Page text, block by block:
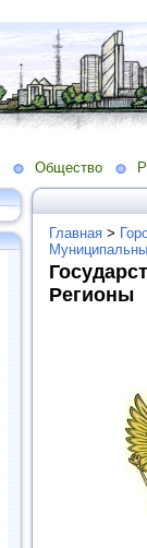
Общество
Главная >
Регионы